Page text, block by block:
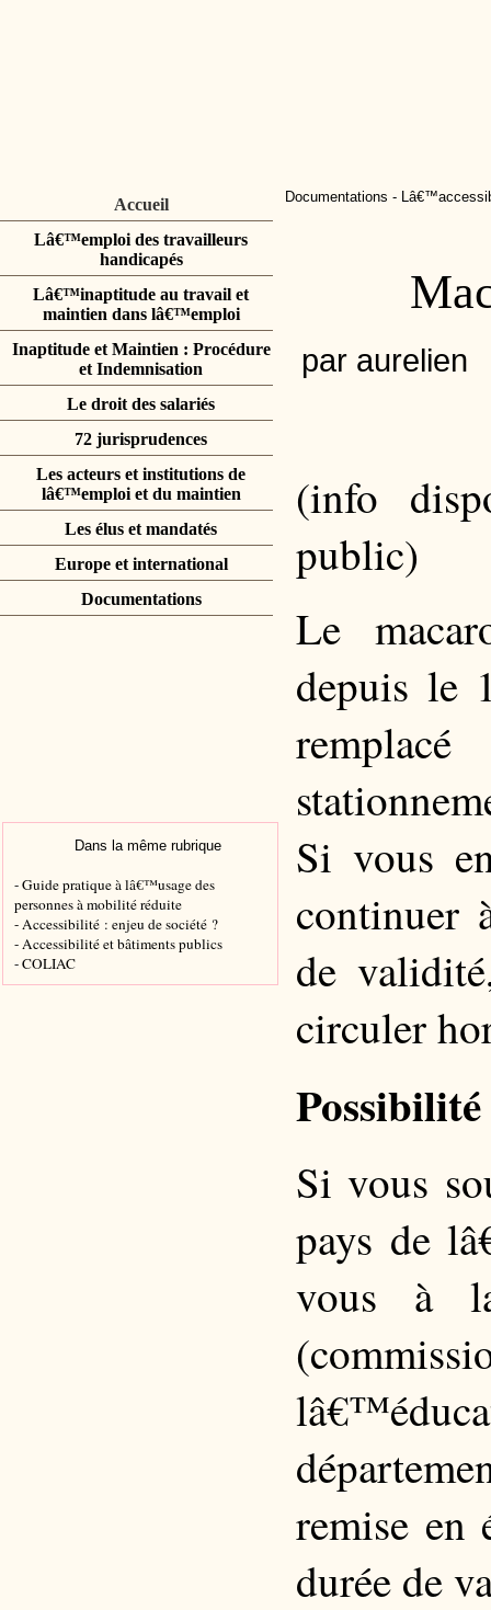
Accueil
Lâ€™emploi des travailleurs
handicapés
Lâ€™inaptitude au travail et
maintien dans lâ€™emploi
Inaptitude et Maintien : Procédure
et Indemnisation
Le droit des salariés
72 jurisprudences
Les acteurs et institutions de
lâ€™emploi et du maintien
Les élus et mandatés
Europe et international
Documentations
Documentations -
par aurelien
(info
public)
Le
depuis le
Si vous
continuer
de
circuler
Si vous
pays de
vous à
remise en
durée de
Dans la même rubrique
- Guide pratique à lâ€™usage des
personnes à mobilité réduite
- Accessibilité : enjeu de société ?
- Accessibilité et bâtiments publics
- COLIAC